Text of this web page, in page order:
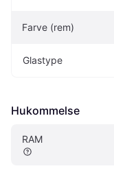
Farve (rem)
Glastype
Hukommelse
RAM